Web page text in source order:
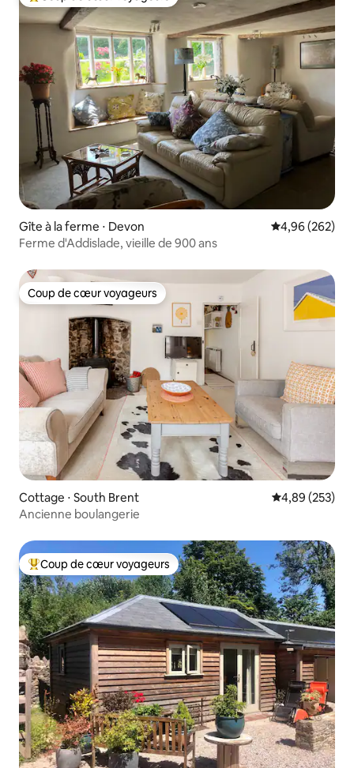
Gîte à la ferme ⋅ Devon Évaluation
4,96 (262)
Ferme d'Addislade, vieille de 900 ans
Coup de cœur voyageurs
Coup de cœur voyageurs
Cottage ⋅ South Brent Évaluation
4,89 (253)
Ancienne boulangerie
Coups de cœur voyageurs les plus appréciés
Coup de cœur voyageurs